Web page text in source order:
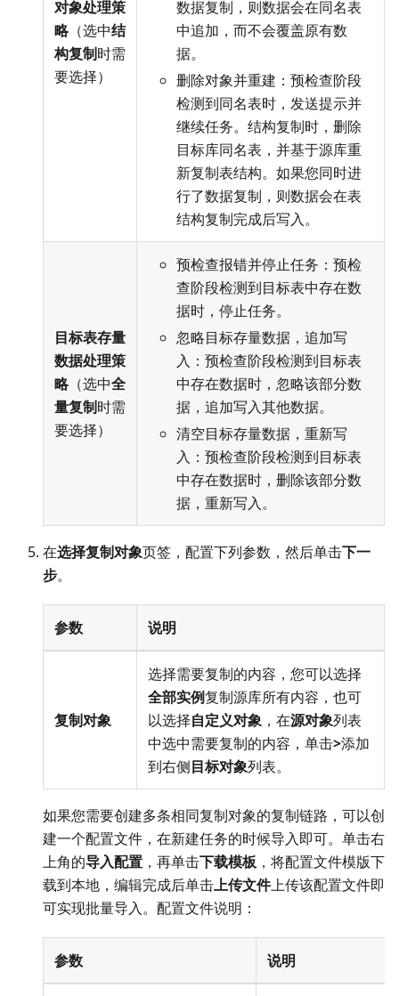
对象处理策
略（选中结
构复制时需
要选择）
数据复制，则数据会在同名表
中追加，而不会覆盖原有数
据。
删除对象并重建：预检查阶段
检测到同名表时，发送提示并
继续任务。结构复制时，删除
目标库同名表，并基于源库重
新复制表结构。如果您同时进
行了数据复制，则数据会在表
结构复制完成后写入。
目标表存量
数据处理策
略（选中全
量复制时需
要选择）
预检查报错并停止任务：预检
查阶段检测到目标表中存在数
据时，停止任务。
忽略目标存量数据，追加写
入：预检查阶段检测到目标表
中存在数据时，忽略该部分数
据，追加写入其他数据。
清空目标存量数据，重新写
入：预检查阶段检测到目标表
中存在数据时，删除该部分数
据，重新写入。
在选择复制对象页签，配置下列参数，然后单击下一
步。
参数 说明
复制对象
选择需要复制的内容，您可以选择
全部实例复制源库所有内容，也可
以选择自定义对象 ，在源对象列表
中选中需要复制的内容，单击>添加
到右侧目标对象列表。
如果您需要创建多条相同复制对象的复制链路，可以创
建一个配置文件，在新建任务的时候导入即可。单击右
上角的导入配置 ，再单击下载模板 ，将配置文件模版下
载到本地，编辑完成后单击上传文件上传该配置文件即
可实现批量导入。配置文件说明：
参数 说明